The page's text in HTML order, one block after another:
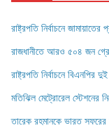
রাষ্ট্রপতি নির্বাচনে
রাজধানীতে আরও ৫০৪ জন
রাষ্ট্রপতি নির্বাচনে
মতিঝিল মেট্রোরেল স্টেশনের
তারেক রহমানকে ভারত